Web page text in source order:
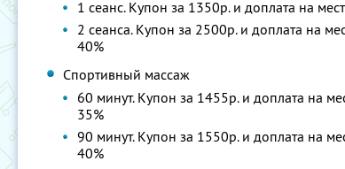
1 сеанс. Купон за 1350р. и доплата на
2 сеанса. Купон за 2500р. и доплата на
40%
Спортивный массаж
60 минут. Купон за 1455р. и доплата на
35%
90 минут. Купон за 1550р. и доплата на
40%